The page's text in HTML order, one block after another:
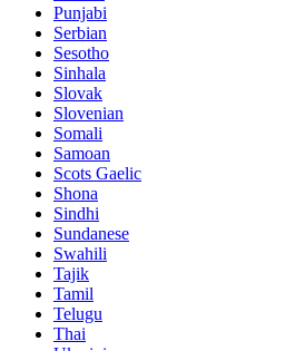
Punjabi
Serbian
Sesotho
Sinhala
Slovak
Slovenian
Somali
Samoan
Scots Gaelic
Shona
Sindhi
Sundanese
Swahili
Tajik
Tamil
Telugu
Thai